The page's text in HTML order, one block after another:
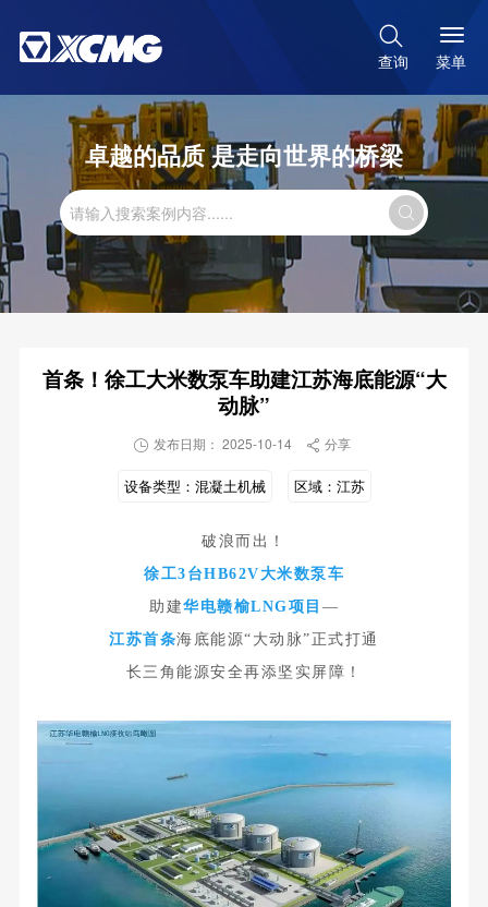

查询 菜单
卓越的品质 是走向世界的桥梁

首条！徐工大米数泵车助建江苏海底能源“大
动脉”
 发布日期： 2025-10-14  分享
设备类型： 混凝土机械 区域： 江苏
破浪而出！
徐工3台HB62V大米数泵车
助建华电赣榆LNG项目 —
江苏首条海底能源“大动脉”正式打通
长三角能源安全再添坚实屏障！